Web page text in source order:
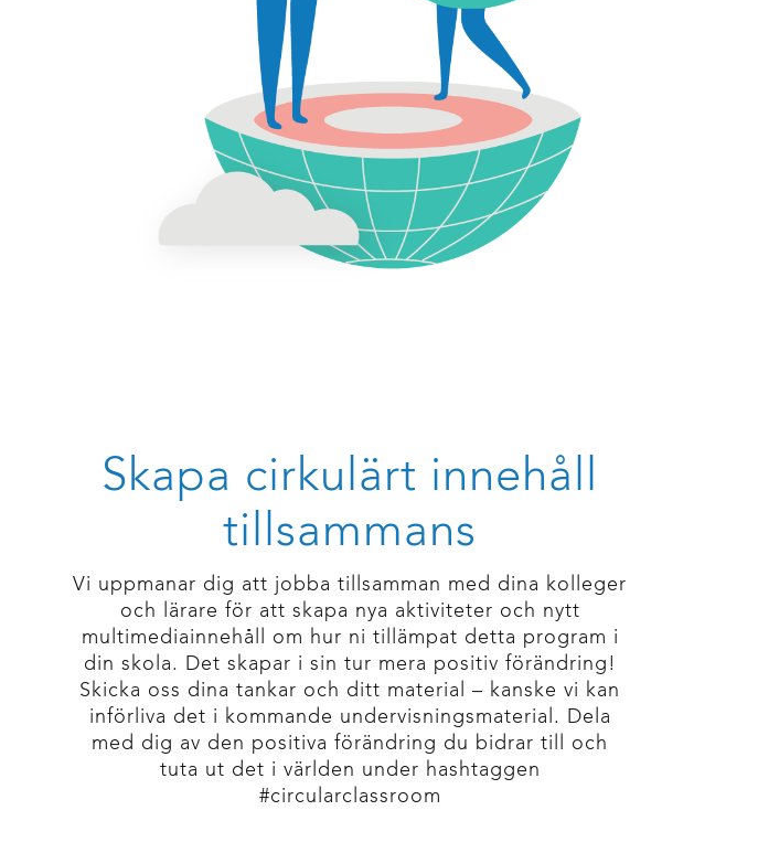
Skapa cirkulärt innehåll
tillsammans
Vi uppmanar dig att jobba tillsamman med dina kolleger
och lärare för att skapa nya aktiviteter och nytt
multimediainnehåll om hur ni tillämpat detta program i
din skola. Det skapar i sin tur mera positiv förändring!
Skicka oss dina tankar och ditt material – kanske vi kan
införliva det i kommande undervisningsmaterial. Dela
med dig av den positiva förändring du bidrar till och
tuta ut det i världen under hashtaggen
#circularclassroom